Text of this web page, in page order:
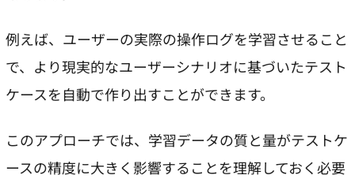
例えば、ユーザーの実際の操作ログを学習させること
で、より現実的なユーザーシナリオに基づいたテスト
ケースを自動で作り出すことができます。
このアプローチでは、学習データの質と量がテストケ
ースの精度に大きく影響することを理解しておく必要